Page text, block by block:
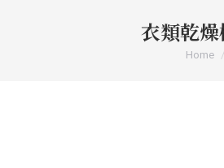
衣類乾
You
Home